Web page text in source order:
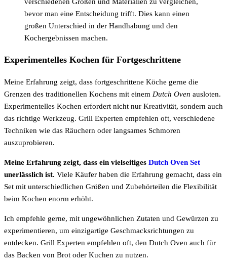
bevor man eine Entscheidung trifft. Dies kann einen
großen Unterschied in der Handhabung und den
Kochergebnissen machen.
Experimentelles Kochen für Fortgeschrittene
Meine Erfahrung zeigt, dass fortgeschrittene Köche gerne die
Grenzen des traditionellen Kochens mit einem Dutch Oven ausloten.
Experimentelles Kochen erfordert nicht nur Kreativität, sondern auch
das richtige Werkzeug. Grill Experten empfehlen oft, verschiedene
Techniken wie das Räuchern oder langsames Schmoren
auszuprobieren.
Meine Erfahrung zeigt, dass ein vielseitiges Dutch Oven Set
unerlässlich ist. Viele Käufer haben die Erfahrung gemacht, dass ein
Set mit unterschiedlichen Größen und Zubehörteilen die Flexibilität
beim Kochen enorm erhöht.
Ich empfehle gerne, mit ungewöhnlichen Zutaten und Gewürzen zu
experimentieren, um einzigartige Geschmacksrichtungen zu
entdecken. Grill Experten empfehlen oft, den Dutch Oven auch für
das Backen von Brot oder Kuchen zu nutzen.